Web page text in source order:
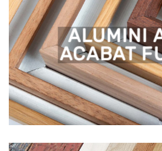
ALUMINI
ACABAT